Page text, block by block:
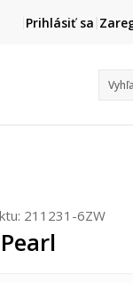
pri objednaní
Prihlásiť sa
211231-6ZW